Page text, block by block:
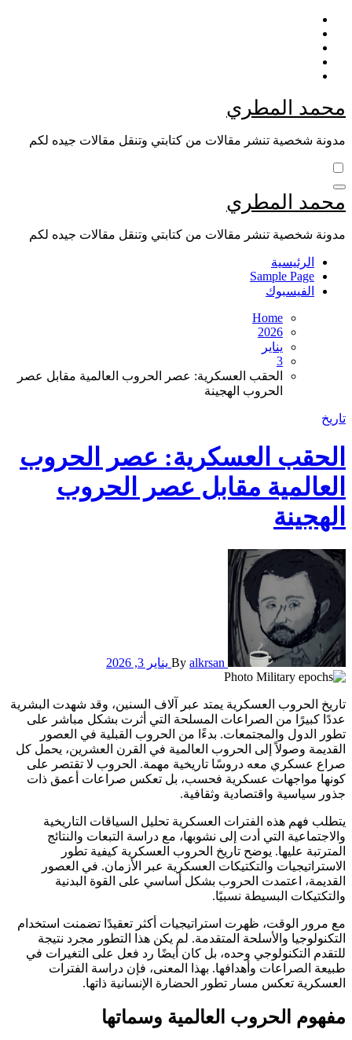
Skip
content
محمد المطري
مدونة شخصية تنشر مقالات من كتابتي وتنقل مقالات جيده لكم
محمد المطري
مدونة شخصية تنشر مقالات من كتابتي وتنقل مقالات جيده لكم
الرئيسية
Sample Page
الفيسبوك
Home
2026
يناير
3
الحقب العسكرية: عصر الحروب العالمية مقابل عصر
الحروب الهجينة
تاريخ
الحقب العسكرية: عصر الحروب
العالمية مقابل عصر الحروب
الهجينة
By alkrsan يناير 3, 2026
تاريخ الحروب العسكرية يمتد عبر آلاف السنين، وقد شهدت البشرية
عددًا كبيرًا من الصراعات المسلحة التي أثرت بشكل مباشر على
تطور الدول والمجتمعات. بدءًا من الحروب القبلية في العصور
القديمة وصولاً إلى الحروب العالمية في القرن العشرين، يحمل كل
صراع عسكري معه دروسًا تاريخية مهمة. الحروب لا تقتصر على
كونها مواجهات عسكرية فحسب، بل تعكس صراعات أعمق ذات
جذور سياسية واقتصادية وثقافية.
يتطلب فهم هذه الفترات العسكرية تحليل السياقات التاريخية
والاجتماعية التي أدت إلى نشوبها، مع دراسة التبعات والنتائج
المترتبة عليها. يوضح تاريخ الحروب العسكرية كيفية تطور
الاستراتيجيات والتكتيكات العسكرية عبر الأزمان. في العصور
القديمة، اعتمدت الحروب بشكل أساسي على القوة البدنية
والتكتيكات البسيطة نسبيًا.
مع مرور الوقت، ظهرت استراتيجيات أكثر تعقيدًا تضمنت استخدام
التكنولوجيا والأسلحة المتقدمة. لم يكن هذا التطور مجرد نتيجة
للتقدم التكنولوجي وحده، بل كان أيضًا رد فعل على التغيرات في
طبيعة الصراعات وأهدافها. بهذا المعنى، فإن دراسة الفترات
العسكرية تعكس مسار تطور الحضارة الإنسانية ذاتها.
مفهوم الحروب العالمية وسماتها